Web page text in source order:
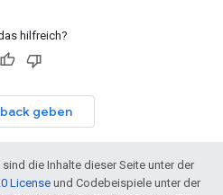
hilfreich?
geben
die Inhalte dieser Seite unter der
License und Codebeispiele unter der